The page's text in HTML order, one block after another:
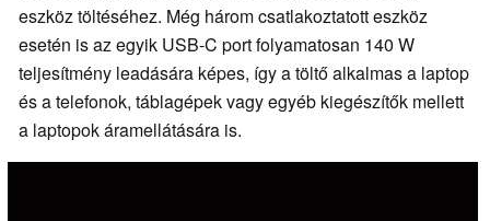
eszköz töltéséhez. Még három csatlakoztatott eszköz
esetén is az egyik USB-C port folyamatosan 140 W
teljesítmény leadására képes, így a töltő alkalmas a laptop
és a telefonok, táblagépek vagy egyéb kiegészítők mellett
a laptopok áramellátására is.